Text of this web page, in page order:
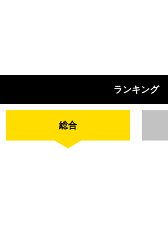
ランキング
総合